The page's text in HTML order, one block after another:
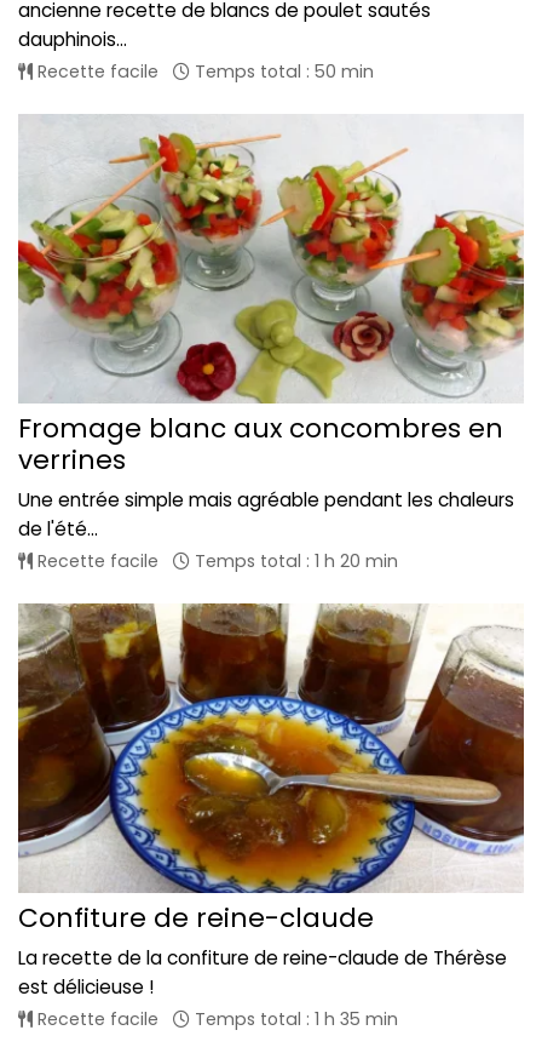
ancienne recette de blancs de poulet sautés
dauphinois...
Recette facile Temps total : 50 min
Fromage blanc aux concombres en
verrines
Une entrée simple mais agréable pendant les chaleurs
de l'été...
Recette facile Temps total : 1 h 20 min
Confiture de reine-claude
La recette de la confiture de reine-claude de Thérèse
est délicieuse !
Recette facile Temps total : 1 h 35 min